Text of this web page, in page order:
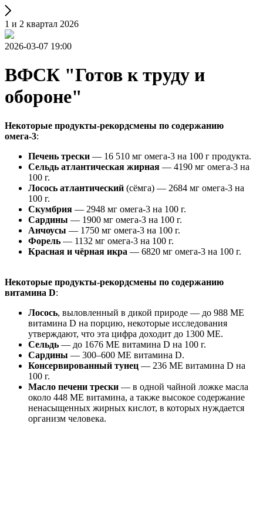
1 и 2 квартал 2026
2026-03-07 19:00
ВФСК "Готов к труду и
обороне"
Некоторые продукты-рекордсмены по содержанию
омега-3:
Печень трески — 16 510 мг омега-3 на 100 г продукта.
Сельдь атлантическая жирная — 4190 мг омега-3 на
100 г.
Лосось атлантический (сёмга) — 2684 мг омега-3 на
100 г.
Скумбрия — 2948 мг омега-3 на 100 г.
Сардины — 1900 мг омега-3 на 100 г.
Анчоусы — 1750 мг омега-3 на 100 г.
Форель — 1132 мг омега-3 на 100 г.
Красная и чёрная икра — 6820 мг омега-3 на 100 г.
Некоторые продукты-рекордсмены по содержанию
витамина D:
Лосось, выловленный в дикой природе — до 988 МЕ
витамина D на порцию, некоторые исследования
утверждают, что эта цифра доходит до 1300 МЕ.
Сельдь — до 1676 МЕ витамина D на 100 г.
Сардины — 300–600 МЕ витамина D.
Консервированный тунец — 236 МЕ витамина D на
100 г.
Масло печени трески — в одной чайной ложке масла
около 448 МЕ витамина, а также высокое содержание
ненасыщенных жирных кислот, в которых нуждается
организм человека.